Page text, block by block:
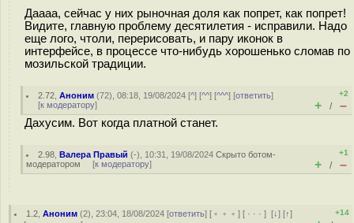
Даааа, сейчас у них рыночная доля как попрет, как попрет!
Видите, главную проблему десятилетия - исправили. Надо
еще лого, чтоли, перерисовать, и пару иконок в
интерфейсе, в процессе что-нибудь хорошенько сломав по
мозильской традиции.
2.72 ,Аноним (72), 08:18, 19/08/2024 [^] [^^] [^^^] [ответить]
[к модератору]
+2
+ / –
Дахусим. Вот когда платной станет.
2.98 ,Валера Правый (-), 10:31, 19/08/2024Скрыто ботом-
модератором [к модератору]
+1
+ / –
1.2 ,Аноним (2), 23:04, 18/08/2024 [ответить] [ ﹢﹢﹢] [ · · ·][↓] [↑]
+14